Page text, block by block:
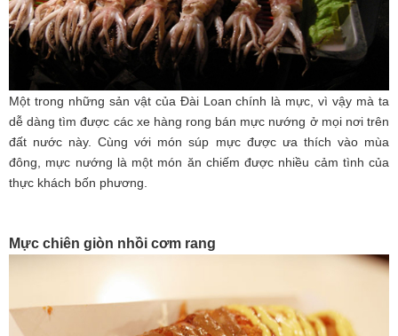
Một trong những sản vật của Đài Loan chính là mực, vì vậy mà ta
dễ dàng tìm được các xe hàng rong bán mực nướng ở mọi nơi trên
đất nước này. Cùng với món súp mực được ưa thích vào mùa
đông, mực nướng là một món ăn chiếm được nhiều cảm tình của
thực khách bốn phương.
Mực chiên giòn nhồi cơm rang